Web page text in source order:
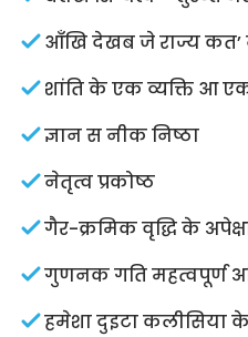
आँखि देखब जे राज्य कत’
शांति के एक व्यक्ति आ
ज्ञान स नीक निष्ठा
नेतृत्व प्रकोष्ठ
गैर-क्रमिक वृद्धि के
गुणनक गति महत्वपूर्ण
हमेशा दुइटा कलीसिया